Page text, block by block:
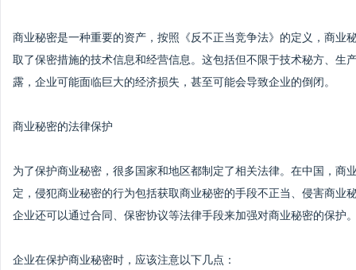
商业秘密是一种重要的资产，按照《反不正当竞争法》的定义，商业
取了保密措施的技术信息和经营信息。这包括但不限于技术秘方、生
露，企业可能面临巨大的经济损失，甚至可能会导致企业的倒闭。
商业秘密的法律保护
为了保护商业秘密，很多国家和地区都制定了相关法律。在中国，
定，侵犯商业秘密的行为包括获取商业秘密的手段不正当、侵害商
企业还可以通过合同、保密协议等法律手段来加强对商业秘密的保护
企业在保护商业秘密时，应该注意以下几点：